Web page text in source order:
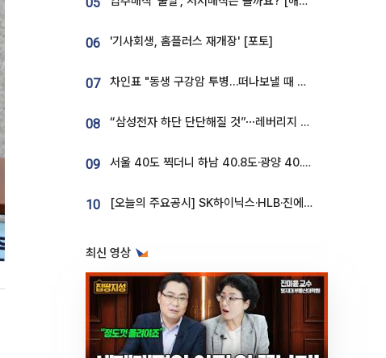
06 '기사회생, 홈플러스 재개장' [포토]
07 차인표 "동생 구강암 투병…떠나보낼 때 가장 힘들었다”
08 “삼성전자 하단 단단해질 것”⋯레버리지 규제에 쏠림 완화 [찐코노미]
09 서울 40도 찍더니 하남 40.8도·광양 40.2도…전국 '펄펄'
10 [오늘의 주요공시] SK하이닉스·HLB·진에어·포스코홀딩스·네이버·대우건설 등
최신 영상